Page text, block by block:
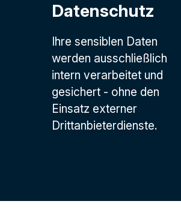
Datenschutz
Ihre sensiblen Daten
werden ausschließlich
intern verarbeitet und
gesichert - ohne den
Einsatz externer
Drittanbieterdienste.